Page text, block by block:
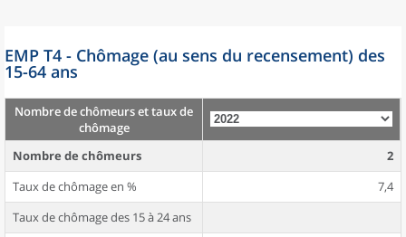
EMP T4 - Chômage (au sens du recensement) des
15-64 ans
Nombre de chômeurs et taux de
chômage
Nombre de chômeurs
2
Taux de chômage en %
7,4
Taux de chômage des 15 à 24 ans